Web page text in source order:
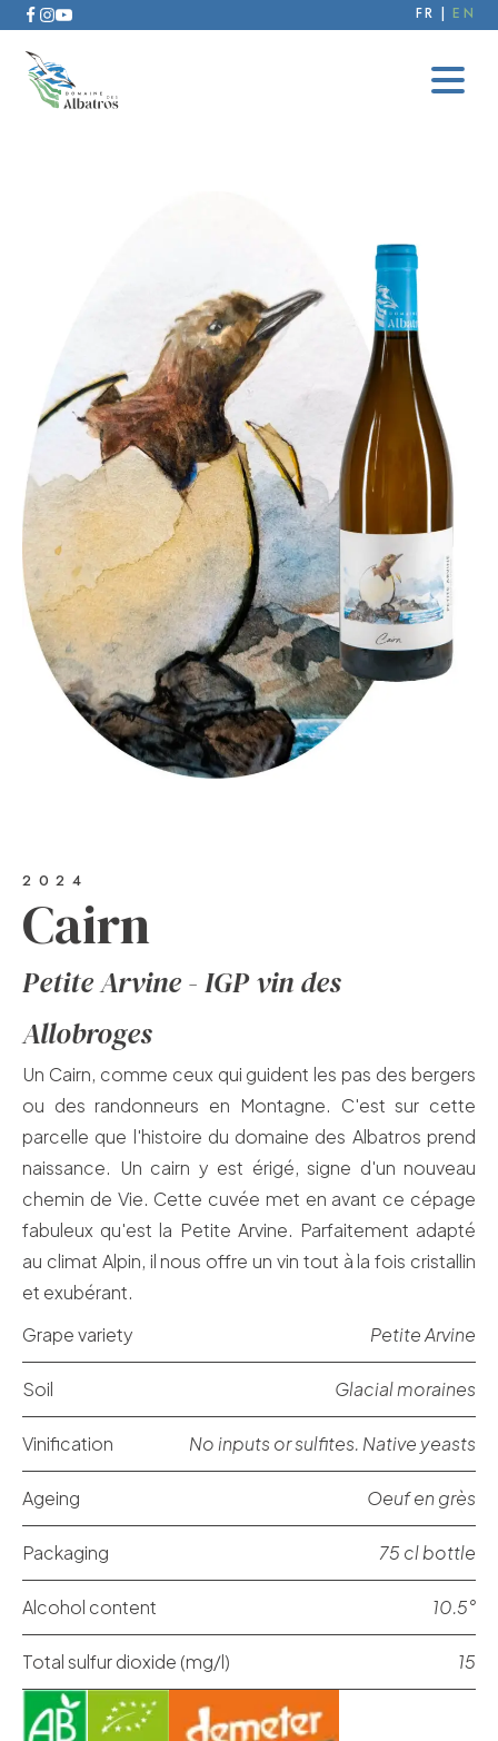
FR EN
2024
Cairn
Petite Arvine - IGP vin des
Allobroges
Un Cairn, comme ceux qui guident les pas des bergers
ou des randonneurs en Montagne. C'est sur cette
parcelle que l'histoire du domaine des Albatros prend
naissance. Un cairn y est érigé, signe d'un nouveau
chemin de Vie. Cette cuvée met en avant ce cépage
fabuleux qu'est la Petite Arvine. Parfaitement adapté
au climat Alpin, il nous offre un vin tout à la fois cristallin
et exubérant.
Grape variety
Petite Arvine
Soil Glacial moraines
Vinification No inputs or sulfites. Native yeasts
Ageing Oeuf en grès
Packaging 75 cl bottle
Alcohol content 10.5°
Total sulfur dioxide (mg/l) 15